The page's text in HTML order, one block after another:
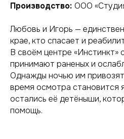
Производство: ООО
Любовь и Игорь —
крае, кто спасает и
В своём центре «Инстинкт»
принимают раненых и
Однажды ночью им
время осмотра становится
остались её детёныши,
помощь.